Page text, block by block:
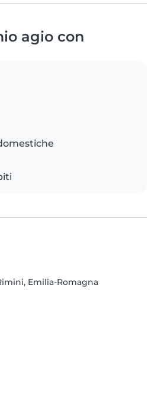
agio con
Emilia-Romagna